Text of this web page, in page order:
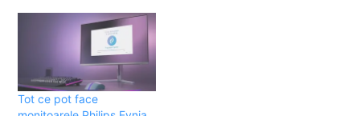
Tot ce pot face